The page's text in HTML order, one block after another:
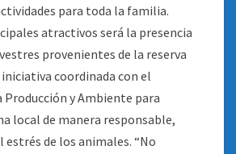
para toda la familia.
atractivos será la presencia
provenientes de la reserva
iniciativa coordinada con el
y Ambiente para
local de manera responsable,
de los animales. “No